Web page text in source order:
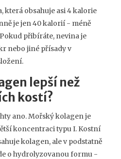
která obsahuje asi 4 kalorie
je jen 40 kalorií - méně
přibíráte, nevina je
nebo jiné přísady v
lepší než
kostí?
ano. Mořský kolagen je
koncentraci typu I. Kostní
kolagen, ale v podstatně
o hydrolyzovanou formu -